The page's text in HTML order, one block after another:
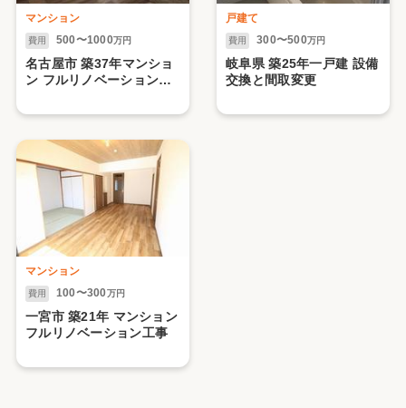
マンション
費用 500〜1000万円
名古屋市 築37年マンショ
ン フルリノベーション工
戸建て
費用 300〜500万円
岐阜県 築25年一戸建 設備
交換と間取変更
マンション
費用 100〜300万円
一宮市 築21年 マンション
フルリノベーション工事